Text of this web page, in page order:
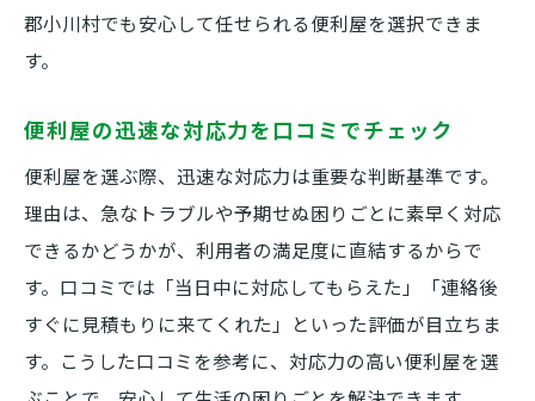
郡小川村でも安心して任せられる便利屋を選択できま
す。
便利屋の迅速な対応力を口コミでチェック
便利屋を選ぶ際、迅速な対応力は重要な判断基準です。
理由は、急なトラブルや予期せぬ困りごとに素早く対応
できるかどうかが、利用者の満足度に直結するからで
す。口コミでは「当日中に対応してもらえた」「連絡後
すぐに見積もりに来てくれた」といった評価が目立ちま
す。こうした口コミを参考に、対応力の高い便利屋を選